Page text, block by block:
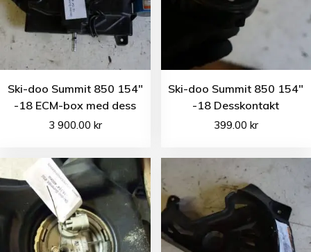
Ski-doo Summit 850 154″
-18 ECM-box med dess
3 900.00 kr
Ski-doo Summit 850 154″
-18 Desskontakt
399.00 kr